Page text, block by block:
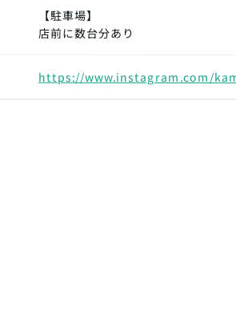
【駐車場】
店前に数台分あり
https://www.instagram.com/